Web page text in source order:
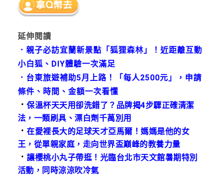
延伸閱讀
． 親子必訪宜蘭新景點「狐狸森林」！近距離互動
小白狐、DIY體驗一次滿足
． 台東旅遊補助5月上路！「每人2500元」，申請
條件、時間、金額一次看懂
．保溫杯天天用卻洗錯了？品牌揭4步驟正確清潔
法，一類刷具、漂白劑千萬別用
．在愛裡長大的足球天才亞馬爾！媽媽是他的女
王，從單親家庭，走向世界盃巔峰的教養力量
．讓櫻桃小丸子帶逛！光臨台北市天文館暑期特別
活動，同時涼涼吹冷氣